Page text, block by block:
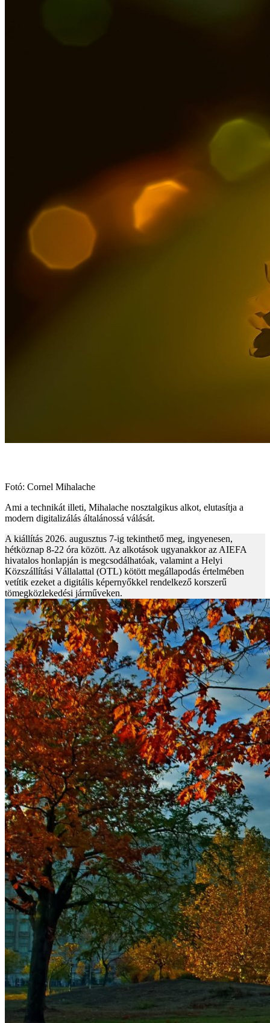
Fotó: Cornel Mihalache
Ami a technikát illeti, Mihalache nosztalgikus alkot, elutasítja a
modern digitalizálás általánossá válását.
A kiállítás 2026. augusztus 7-ig tekinthető meg, ingyenesen,
hétköznap 8-22 óra között. Az alkotások ugyanakkor az AIEFA
hivatalos honlapján is megcsodálhatóak, valamint a Helyi
Közszállítási Vállalattal (OTL) kötött megállapodás értelmében
vetítik ezeket a digitális képernyőkkel rendelkező korszerű
tömegközlekedési járműveken.